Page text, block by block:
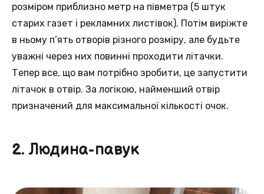
розміром приблизно метр на півметра (5 штук
старих газет і рекламних листівок). Потім виріжте
в ньому п’ять отворів різного розміру, але будьте
уважні через них повинні проходити літачки.
Тепер все, що вам потрібно зробити, це запустити
літачок в отвір. За логікою, найменший отвір
призначений для максимальної кількості очок.
2. Людина-павук